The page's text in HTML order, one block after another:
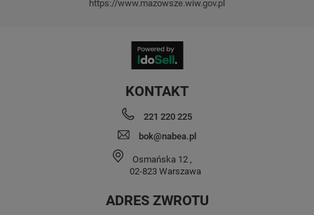
https://www.mazowsze.wiw.gov.pl
KONTAKT
221 220 225
bok@nabea.pl
Osmańska 12 ,
02-823 Warszawa
ADRES ZWROTU